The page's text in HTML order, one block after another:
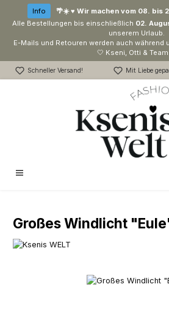
Zum Hauptinhalt springen
Info
🌴☀️ ♥ Wir machen vom 08. bis
Alle Bestellungen bis einschließlich 02.
unserem Urlaub.
E-Mails und Retouren werden auch während
🤍 Kseni, Otti & Team
Schneller Versand! Mit Liebe
Großes Windlicht
Bildergalerie überspringen